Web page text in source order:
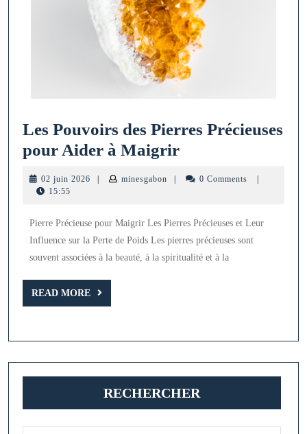
Les Pouvoirs des Pierres Précieuses
pour Aider à MaigrirLes
Précieuses
pour
02 juin 2026 02
minesgabon minesgabon0 Comments
15:55
Pierre Précieuse pour Maigrir Les Pierres Précieuses et Leur
Influence sur la Perte de Poids Les pierres précieuses sont
souvent associées à la beauté, à la spiritualité et à la
READ MORE
READ
MORE
RECHERCHER